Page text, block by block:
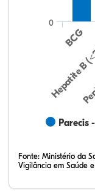
Parecis
BCG
0
Fonte: Ministério da
Vigilância em Saúde